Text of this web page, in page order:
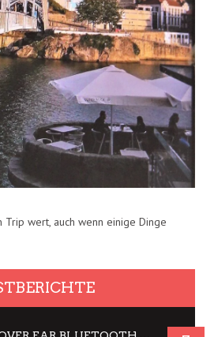
Trip wert, auch wenn einige Dinge